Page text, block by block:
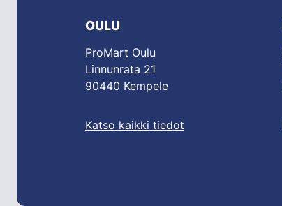
OULU
ProMart Oulu
Linnunrata 21
90440 Kempele
Katso kaikki tiedot